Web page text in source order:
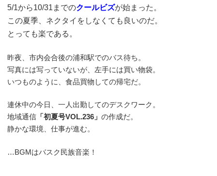
5/1から10/31までのクールビズが始まった。
この夏季、ネクタイをしなくても良いのだ。
とっても楽である。
昨夜、市内会合後の浦和駅でのバス待ち。
写真には写っていないが、左手には買い物袋。
いつものように、食品買物しての帰宅だ。
連休中の今日、一人出勤してのデスクワーク。
地域通信 「初夏号VOL.236」 の作成だ。
静かな環境、仕事が進む。
…BGMはバスク民族音楽！